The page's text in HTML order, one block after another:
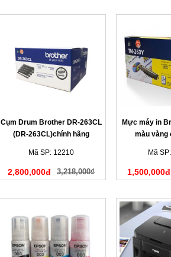
Cụm Drum Brother DR-263CL
(DR-263CL)chính hãng
Mã SP: 12210
2,800,000đ 3,218,000₫
Mực máy in
màu vàng
Mã
1,500,000đ